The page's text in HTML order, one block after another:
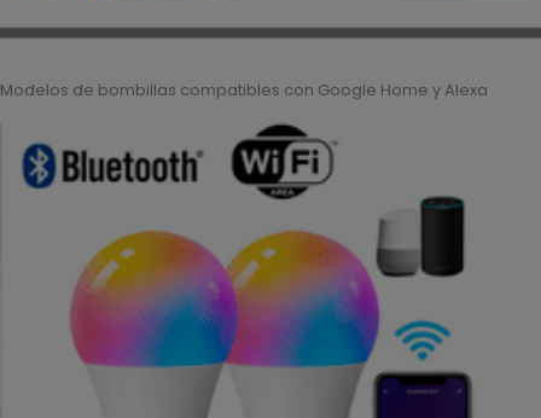
Modelos de bombillas compatibles con Google Home y Alexa